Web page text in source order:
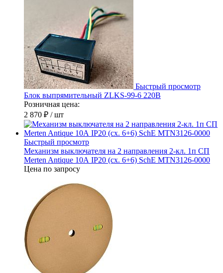
Быстрый просмотр
Блок выпрямительный ZLKS-99-6 220В
Розничная цена:
2 870 ₽ / шт
Быстрый просмотр
Механизм выключателя на 2 направления 2-кл. 1п СП
Merten Antique 10А IP20 (сх. 6+6) SchE MTN3126-0000
Цена по запросу